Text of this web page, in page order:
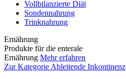
Vollbilanzierte Diät
Sondennahrung
Trinknahrung
Ernährung
Produkte für die enterale
Ernährung Mehr erfahren
Zur Kategorie Ableitende Inkontinenz